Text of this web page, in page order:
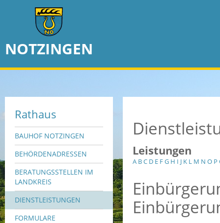
NOTZINGEN
Rathaus
BAUHOF NOTZINGEN
BEHÖRDENADRESSEN
BERATUNGSSTELLEN IM
LANDKREIS
DIENSTLEISTUNGEN
FORMULARE
Leistungen
A BC D E FG H I J K L M N O P